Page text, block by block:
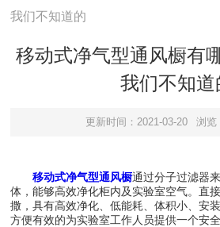
我们不知道的
移动式净气型通风橱有
我们不知道
更新时间：2021-03-20 浏览
移动式净气型通风橱通过分子过滤器
体，能够高效净化柜内及实验室空气。直
撒，具有高效净化、低能耗、体积小、安
方便有效的为实验室工作人员提供一个安